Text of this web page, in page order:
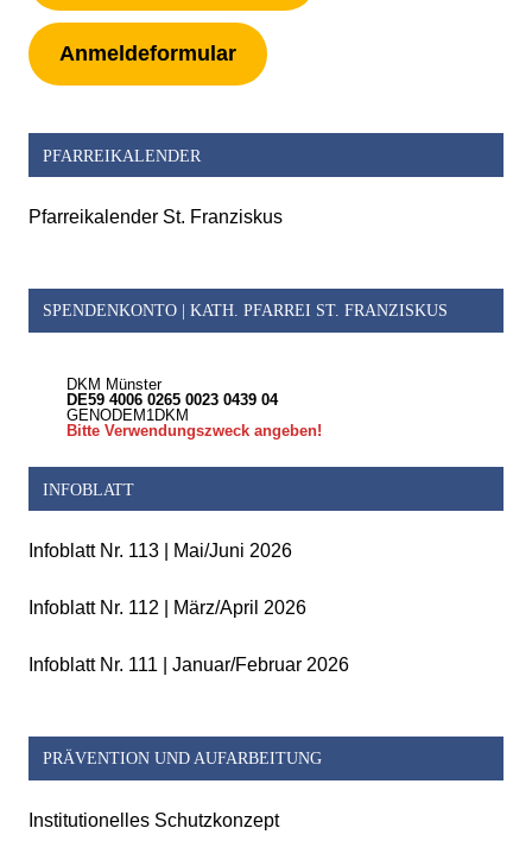
Anmeldeformular
PFARREIKALENDER
Pfarreikalender St. Franziskus
SPENDENKONTO | KATH. PFARREI ST. FRANZISKUS
DKM Münster
DE59 4006 0265 0023 0439 04
GENODEM1DKM
Bitte Verwendungszweck angeben!
INFOBLATT
Infoblatt Nr. 113 | Mai/Juni 2026
Infoblatt Nr. 112 | März/April 2026
Infoblatt Nr. 111 | Januar/Februar 2026
PRÄVENTION UND AUFARBEITUNG
Institutionelles Schutzkonzept